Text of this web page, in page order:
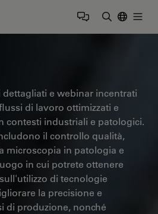
e webinar incentrati
di lavoro ottimizzati e
contesti industriali e patologici.
il controllo qualità,
microscopia in patologia e
in cui potrete ottenere
di tecnologie
la precisione e
di produzione, nonché